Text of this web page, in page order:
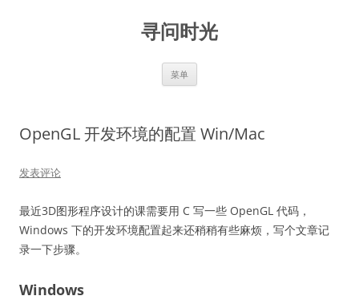
寻问时光
菜单
OpenGL 开发环境的配置 Win/Mac
发表评论
最近3D图形程序设计的课需要用 C 写一些 OpenGL 代码，
Windows 下的开发环境配置起来还稍稍有些麻烦，写个文章记
录一下步骤。
Windows